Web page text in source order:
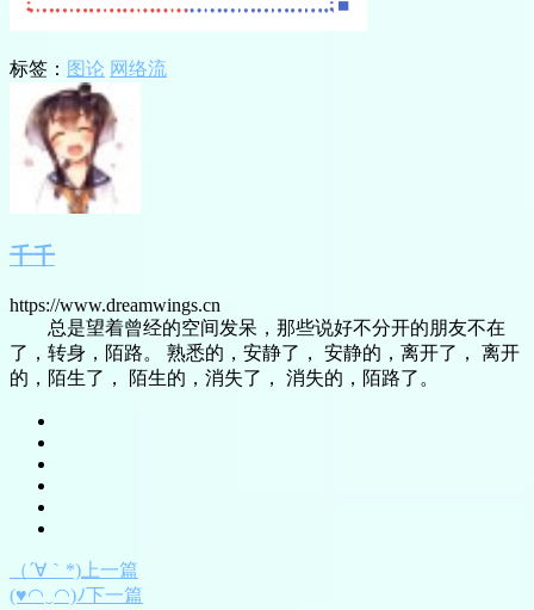
标签： 图论 网络流
千千
https://www.dreamwings.cn
总是望着曾经的空间发呆，那些说好不分开的朋友不在
了，转身，陌路。 熟悉的，安静了， 安静的，离开了， 离开
的，陌生了， 陌生的，消失了， 消失的，陌路了。
（´∀｀*)上一篇
(♥◠‿◠)ﾉ下一篇